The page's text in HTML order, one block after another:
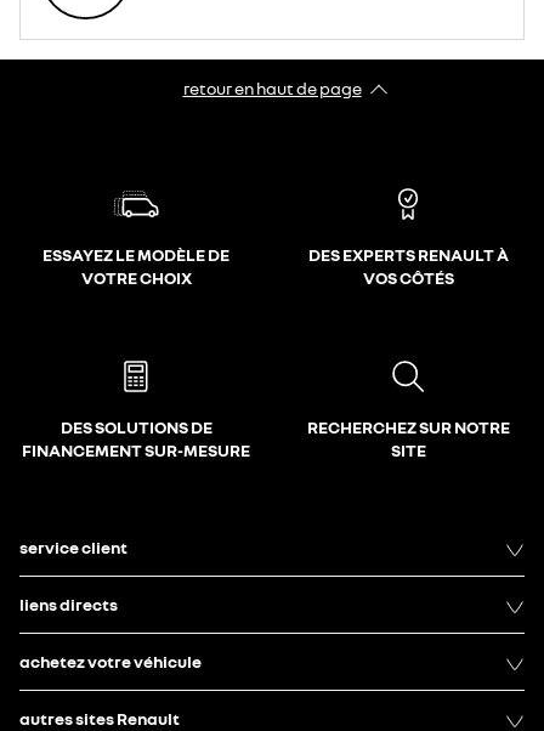
retour en haut de page​
ESSAYEZ LE MODÈLE DE
VOTRE CHOIX
DES EXPERTS RENAULT À
VOS CÔTÉS
DES SOLUTIONS DE
FINANCEMENT SUR-MESURE
RECHERCHEZ SUR NOTRE
SITE
service client
liens directs
achetez votre véhicule
autres sites Renault